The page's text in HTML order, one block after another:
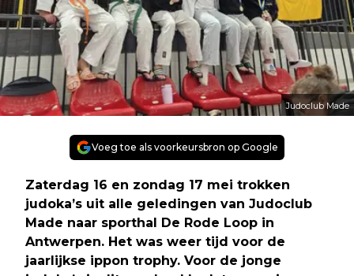
Judoclub Made
Voeg toe als voorkeursbron op Google
Zaterdag 16 en zondag 17 mei trokken
judoka’s uit alle geledingen van Judoclub
Made naar sporthal De Rode Loop in
Antwerpen. Het was weer tijd voor de
jaarlijkse ippon trophy. Voor de jonge